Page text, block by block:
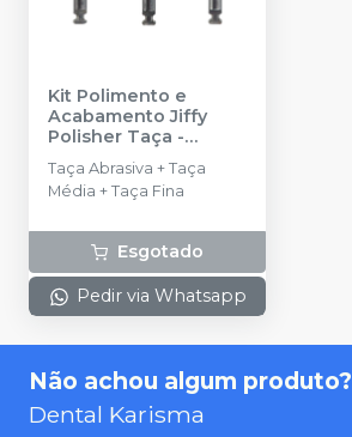
Kit Polimento e
Acabamento Jiffy
Polisher Taça -
ULTRADENT
Taça Abrasiva + Taça
Média + Taça Fina
Esgotado
Pedir via Whatsapp
Não achou algum produto?
Dental Karisma